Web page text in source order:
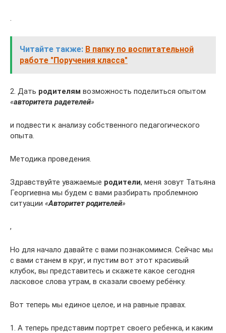
.
Читайте также: В папку по воспитательной
работе "Поручения класса"
2. Дать родителям возможность поделиться опытом
«авторитета радетелей»
и подвести к анализу собственного педагогического
опыта.
Методика проведения.
Здравствуйте уважаемые родители, меня зовут Татьяна
Георгиевна мы будем с вами разбирать проблемною
ситуации «Авторитет родителей»
,
Но для начало давайте с вами познакомимся. Сейчас мы
с вами станем в круг, и пустим вот этот красивый
клубок, вы представитесь и скажете какое сегодня
ласковое слова утрам, в сказали своему ребёнку.
Вот теперь мы единое целое, и на равные правах.
1. А теперь представим портрет своего ребенка, и каким